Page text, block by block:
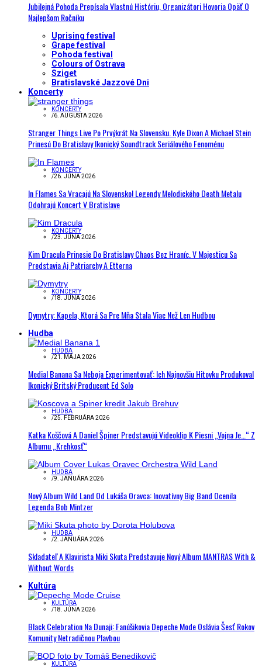
Jubilejná Pohoda Prepísala Vlastnú Históriu, Organizátori Hovoria Opäť O
Najlepšom Ročníku
Uprising festival
Grape festival
Pohoda festival
Colours of Ostrava
Sziget
Bratislavské Jazzové Dni
Koncerty
KONCERTY
/6. AUGUSTA 2026
Stranger Things Live Po Prvýkrát Na Slovensku. Kyle Dixon A Michael Stein
Prinesú Do Bratislavy Ikonický Soundtrack Seriálového Fenoménu
KONCERTY
/26. JÚNA 2026
In Flames Sa Vracajú Na Slovensko! Legendy Melodického Death Metalu
Odohrajú Koncert V Bratislave
KONCERTY
/23. JÚNA 2026
Kim Dracula Prinesie Do Bratislavy Chaos Bez Hraníc. V Majesticu Sa
Predstavia Aj Patriarchy A Etterna
KONCERTY
/18. JÚNA 2026
Dymytry: Kapela, Ktorá Sa Pre Mňa Stala Viac Než Len Hudbou
Hudba
HUDBA
/21. MÁJA 2026
Medial Banana Sa Neboja Experimentovať: Ich Najnovšiu Hitovku Produkoval
Ikonický Britský Producent Ed Solo
HUDBA
/25. FEBRUÁRA 2026
Katka Koščová A Daniel Špiner Predstavujú Videoklip K Piesni „Vojna Je…“ Z
Albumu „Krehkosť“
HUDBA
/9. JANUÁRA 2026
Nový Album Wild Land Od Lukáša Oravca: Inovatívny Big Band Ocenila
Legenda Bob Mintzer
HUDBA
/2. JANUÁRA 2026
Skladateľ A Klavirista Miki Skuta Predstavuje Nový Album MANTRAS With &
Without Words
Kultúra
KULTÚRA
/18. JÚNA 2026
Black Celebration Na Dunaji: Fanúšikovia Depeche Mode Oslávia Šesť Rokov
Komunity Netradičnou Plavbou
KULTÚRA